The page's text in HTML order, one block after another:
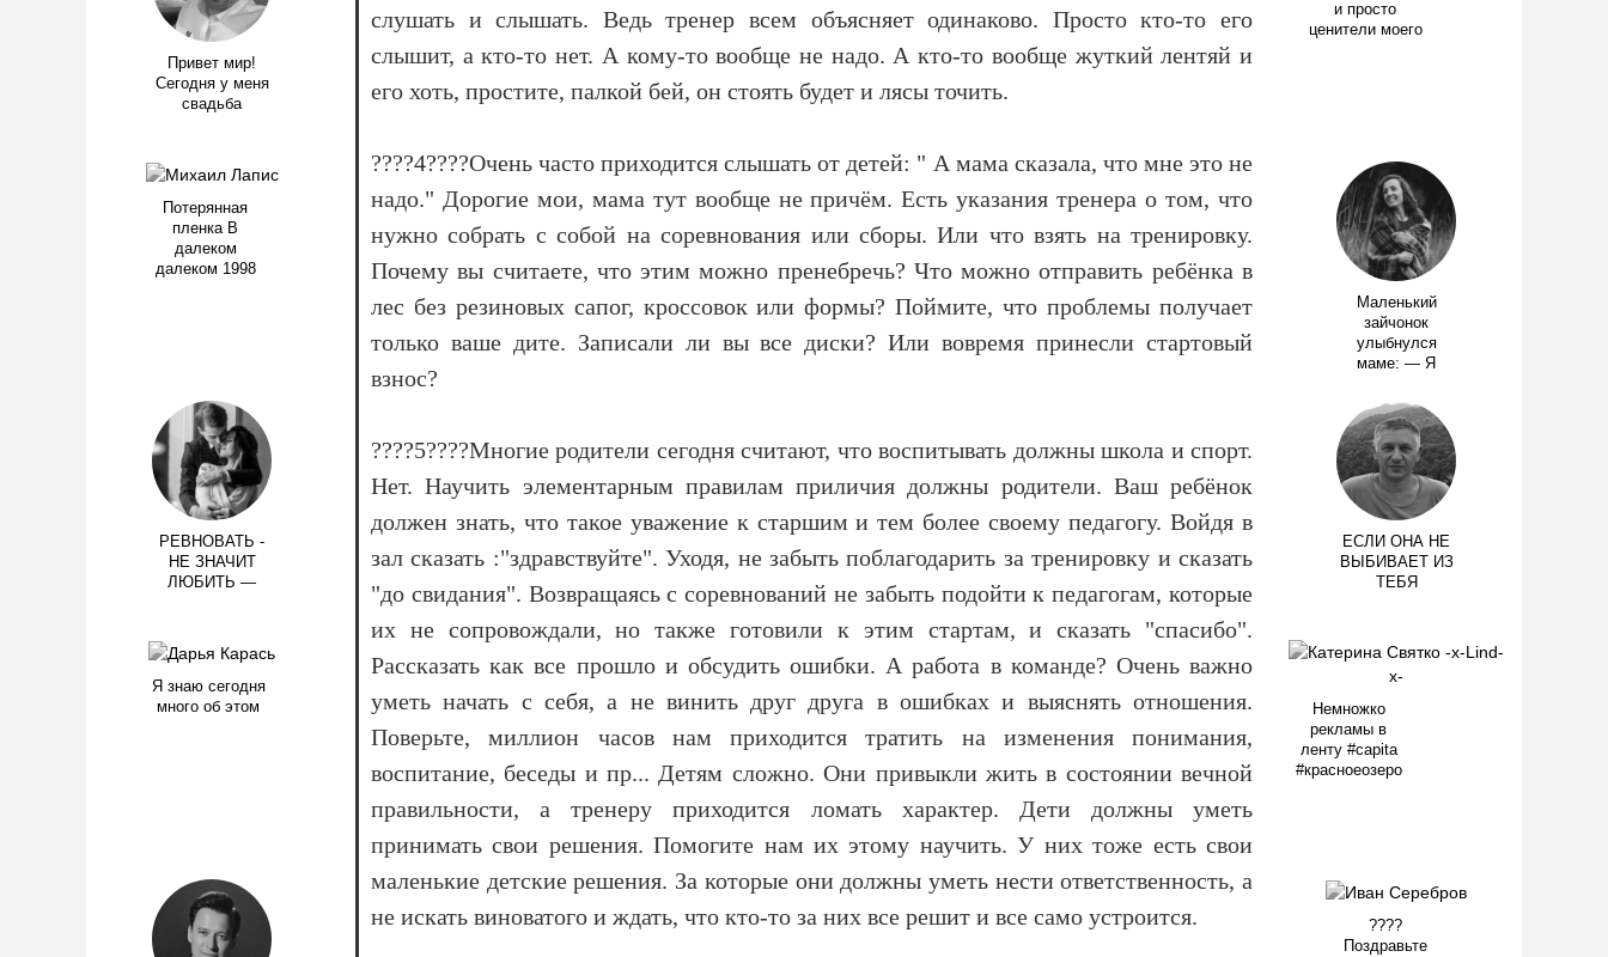
слушать и слышать. Ведь тренер всем объясняет одинаково. Просто кто-то его
слышит, а кто-то нет. А кому-то вообще не надо. А кто-то вообще жуткий лентяй и
его хоть, простите, палкой бей, он стоять будет и лясы точить.
????4????Очень часто приходится слышать от детей: " А мама сказала, что мне это не
надо." Дорогие мои, мама тут вообще не причём. Есть указания тренера о том, что
нужно собрать с собой на соревнования или сборы. Или что взять на тренировку.
Почему вы считаете, что этим можно пренебречь? Что можно отправить ребёнка в
лес без резиновых сапог, кроссовок или формы? Поймите, что проблемы получает
только ваше дите. Записали ли вы все диски? Или вовремя принесли стартовый
взнос?
????5????Многие родители сегодня считают, что воспитывать должны школа и спорт.
Нет. Научить элементарным правилам приличия должны родители. Ваш ребёнок
должен знать, что такое уважение к старшим и тем более своему педагогу. Войдя в
зал сказать :"здравствуйте". Уходя, не забыть поблагодарить за тренировку и сказать
"до свидания". Возвращаясь с соревнований не забыть подойти к педагогам, которые
их не сопровождали, но также готовили к этим стартам, и сказать "спасибо".
Рассказать как все прошло и обсудить ошибки. А работа в команде? Очень важно
уметь начать с себя, а не винить друг друга в ошибках и выяснять отношения.
Поверьте, миллион часов нам приходится тратить на изменения понимания,
воспитание, беседы и пр... Детям сложно. Они привыкли жить в состоянии вечной
правильности, а тренеру приходится ломать характер. Дети должны уметь
принимать свои решения. Помогите нам их этому научить. У них тоже есть свои
маленькие детские решения. За которые они должны уметь нести ответственность, а
не искать виноватого и ждать, что кто-то за них все решит и все само устроится.
Привет мир!
Сегодня у меня
свадьба
Потерянная
пленка В
далеком
далеком 1998
РЕВНОВАТЬ -
НЕ ЗНАЧИТ
ЛЮБИТЬ —
Я знаю сегодня
много об этом
и просто
ценители моего
Маленький
зайчонок
улыбнулся
маме: — Я
ЕСЛИ ОНА НЕ
ВЫБИВАЕТ ИЗ
ТЕБЯ
Немножко
рекламы в
ленту #capita
#красноеозеро
????
Поздравьте